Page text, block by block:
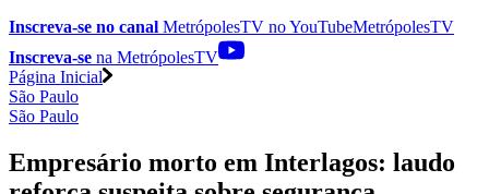
Inscreva-se no canal MetrópolesTV noYouTubeMetrópolesTV
Inscreva-se na MetrópolesTV
Página Inicial
São Paulo
São Paulo
Empresário morto em Interlagos: laudo